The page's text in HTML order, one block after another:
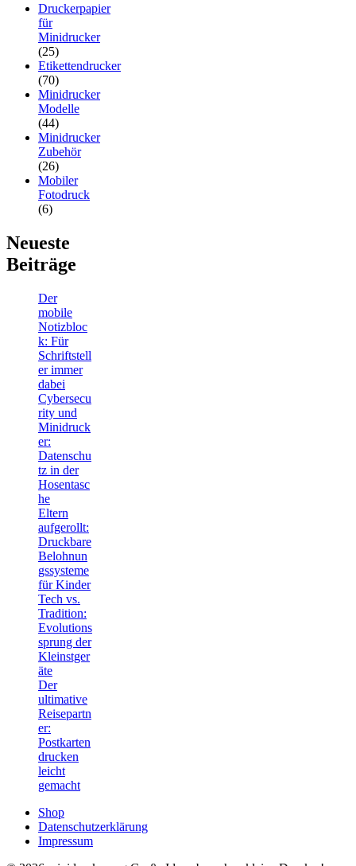
Druckerpapier
für
Minidrucker
(25)
Etikettendrucker
(70)
Minidrucker
Modelle
(44)
Minidrucker
Zubehör
(26)
Mobiler
Fotodruck
(6)
Neueste
Beiträge
Der
mobile
Notizbloc
k: Für
Schriftstell
er immer
dabei
Cybersecu
rity und
Minidruck
er:
Datenschu
tz in der
Hosentasc
he
Eltern
aufgerollt:
Druckbare
Belohnun
gssysteme
für Kinder
Tech vs.
Tradition:
Evolutions
sprung der
Kleinstger
äte
Der
ultimative
Reisepartn
er:
Postkarten
drucken
leicht
gemacht
Shop
Datenschutzerklärung
Impressum